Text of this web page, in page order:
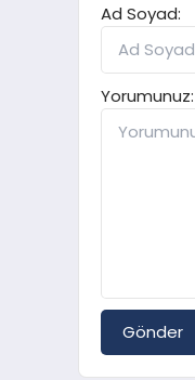
Ad Soyad:
Yorumunuz:
Gönder